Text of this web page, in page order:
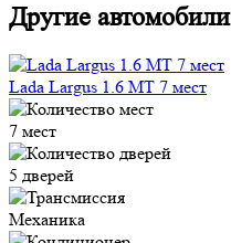
Другие автомобили
Lada Largus 1.6 MT 7 мест
7 мест
5 дверей
Механика